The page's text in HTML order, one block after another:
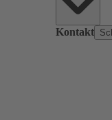
Kontakt